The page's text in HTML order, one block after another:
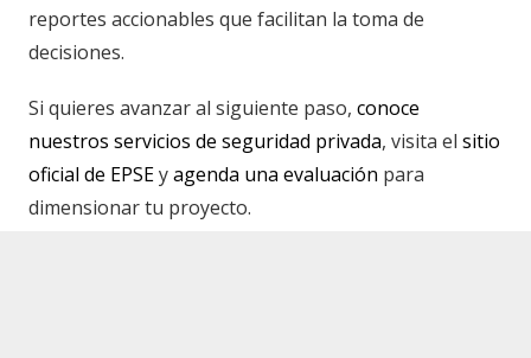
reportes accionables que facilitan la toma de
decisiones.
Si quieres avanzar al siguiente paso, conoce
nuestros servicios de seguridad privada, visita el sitio
oficial de EPSEyagenda una evaluación para
dimensionar tu proyecto.